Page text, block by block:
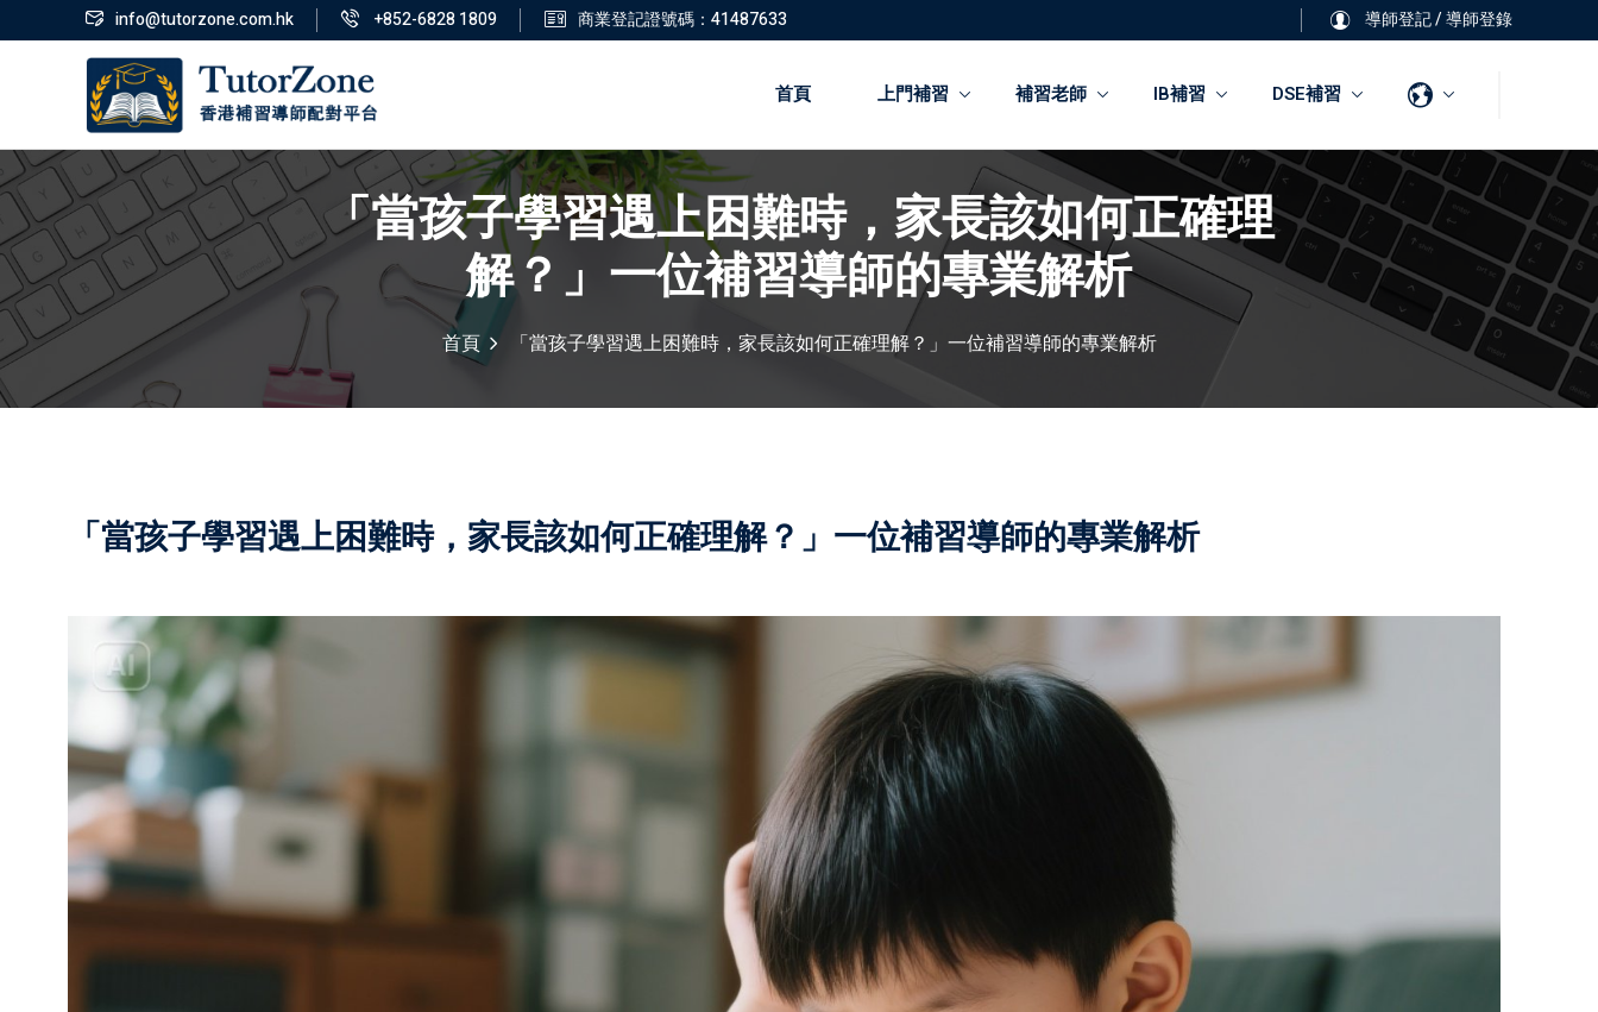
info@tutorzone.com.hk +852-6828 1809 商業登記證號碼：41487633 導師登記/導師登錄
首頁 上門補習 補習老師 IB補習 DSE補習
「當孩子學習遇上困難時，家長該如何正確理
解？」一位補習導師的專業解析
首頁 「當孩子學習遇上困難時，家長該如何正確理解？」一位補習導師的專業解析
「當孩子學習遇上困難時，家長該如何正確理解？」一位補習導師的專業解析
登錄 註冊
登錄
您還沒有帳號?註冊
記住 我 忘記密碼?